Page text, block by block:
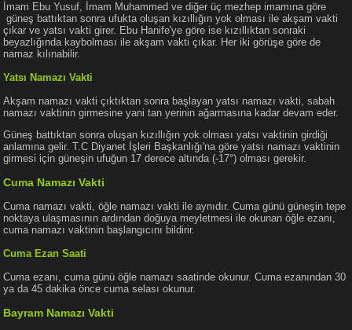
İmam Ebu Yusuf, İmam Muhammed ve diğer üç mezhep imamına göre
güneş battıktan sonra ufukta oluşan kızıllığın yok olması ile akşam vakti
çıkar ve yatsı vakti girer. Ebu Hanife'ye göre ise kızıllıktan sonraki
beyazlığında kaybolması ile akşam vakti çıkar. Her iki görüşe göre de
namaz kılınabilir.
Yatsı Namazı Vakti
Akşam namazı vakti çıktıktan sonra başlayan yatsı namazı vakti, sabah
namazı vaktinin girmesine yani tan yerinin ağarmasına kadar devam eder.
Güneş battıktan sonra oluşan kızıllığın yok olması yatsı vaktinin girdiği
anlamına gelir. T.C Diyanet İşleri Başkanlığı'na göre yatsı namazı vaktinin
girmesi için güneşin ufuğun 17 derece altında (-17°) olması gerekir.
Cuma Namazı Vakti
Cuma namazı vakti, öğle namazı vakti ile aynıdır. Cuma günü güneşin tepe
noktaya ulaşmasının ardından doğuya meyletmesi ile okunan öğle ezanı,
cuma namazı vaktinin başlangıcını bildirir.
Cuma Ezan Saati
Cuma ezanı, cuma günü öğle namazı saatinde okunur. Cuma ezanından 30
ya da 45 dakika önce cuma selası okunur.
Bayram Namazı Vakti